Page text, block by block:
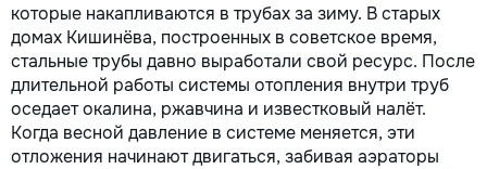
которые накапливаются в трубах за зиму. В старых
домах Кишинёва, построенных в советское время,
стальные трубы давно выработали свой ресурс. После
длительной работы системы отопления внутри труб
оседает окалина, ржавчина и известковый налёт.
Когда весной давление в системе меняется, эти
отложения начинают двигаться, забивая аэраторы